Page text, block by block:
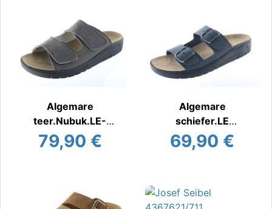
Algemare
teer.Nubuk.LE-
Futter
Pantoffel
79,90 €
Algemare
schiefer.LE
Pantoffel
69,90 €